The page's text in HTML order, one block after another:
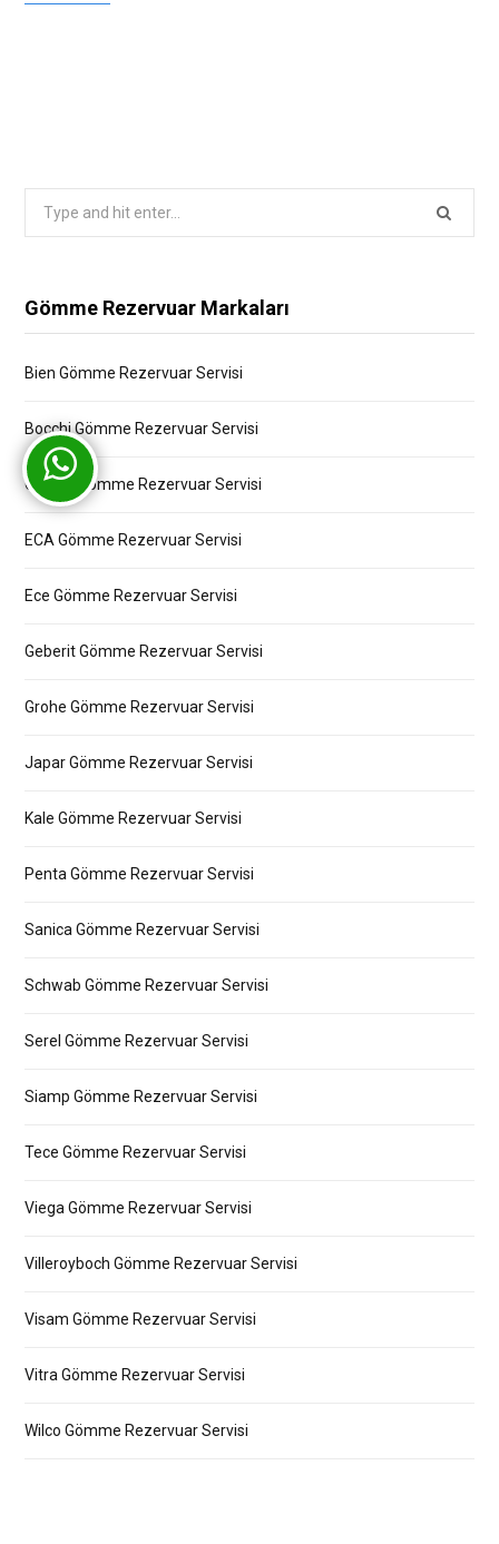
Gömme Rezervuar Markaları
Bien Gömme Rezervuar Servisi
Bocchi Gömme Rezervuar Servisi
Creavit Gömme Rezervuar Servisi
ECA Gömme Rezervuar Servisi
Ece Gömme Rezervuar Servisi
Geberit Gömme Rezervuar Servisi
Grohe Gömme Rezervuar Servisi
Japar Gömme Rezervuar Servisi
Kale Gömme Rezervuar Servisi
Penta Gömme Rezervuar Servisi
Sanica Gömme Rezervuar Servisi
Schwab Gömme Rezervuar Servisi
Serel Gömme Rezervuar Servisi
Siamp Gömme Rezervuar Servisi
Tece Gömme Rezervuar Servisi
Viega Gömme Rezervuar Servisi
Villeroyboch Gömme Rezervuar Servisi
Visam Gömme Rezervuar Servisi
Vitra Gömme Rezervuar Servisi
Wilco Gömme Rezervuar Servisi